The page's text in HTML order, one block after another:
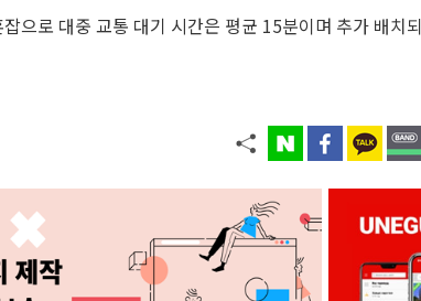
으로 대중 교통 대기 시간은 평균 15분이며 추가 배치